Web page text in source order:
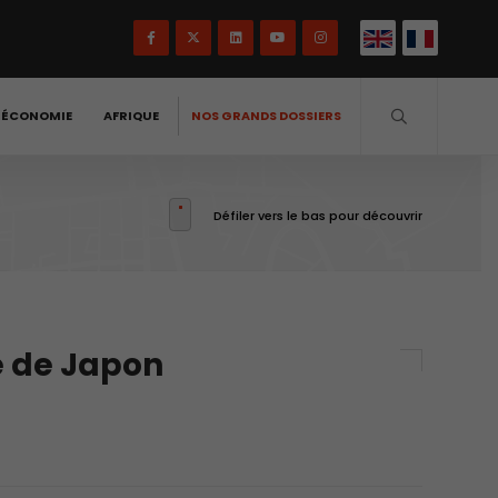
AFRIQUE NOS GRANDS DOSSIERS
Défiler vers le bas pour découvrir
Japon